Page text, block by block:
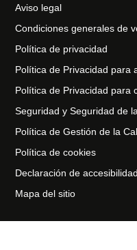
Aviso legal
Condiciones generales de
Política de privacidad
Política de Privacidad para
Política de Privacidad para
Seguridad y Seguridad de
Política de Gestión de la
Política de cookies
Declaración de accesibilidad
Mapa del sitio